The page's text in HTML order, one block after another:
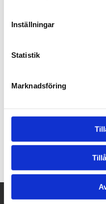
Inställningar
Statistik
Marknadsföring
Svetsjobbet som
djupet
Jonathan Nyberg är
svetsning. Och på
viktigt.